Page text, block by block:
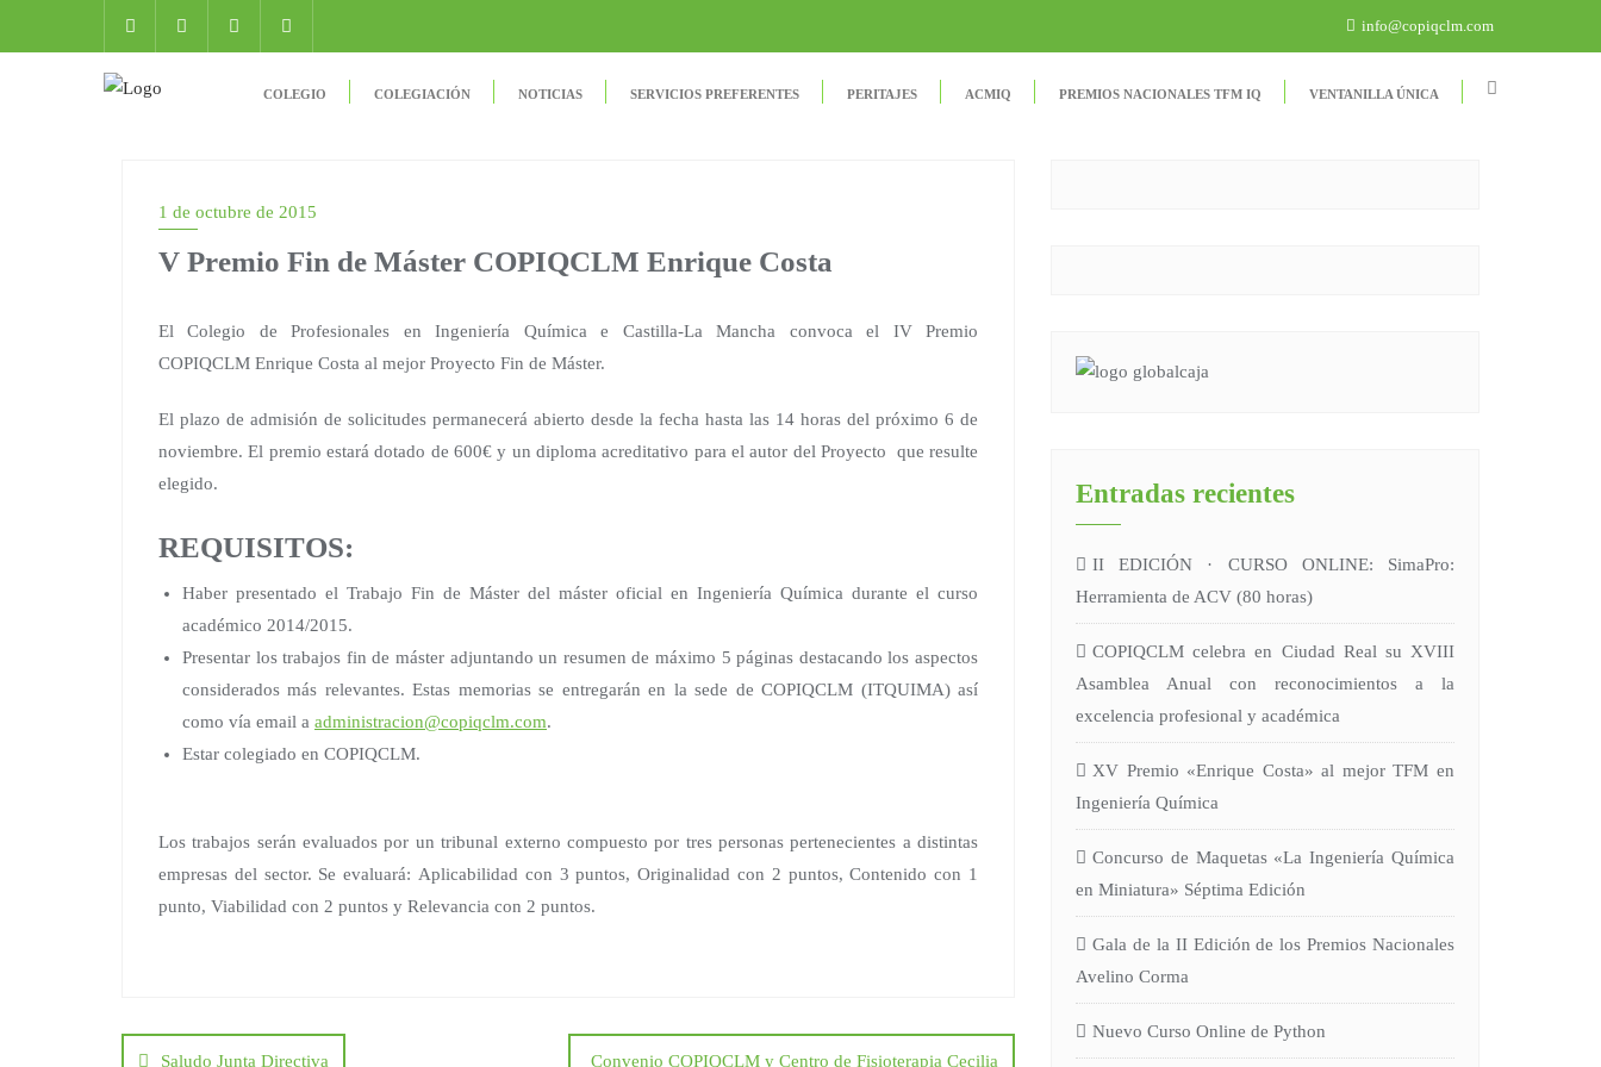
info@copiqclm.com
COLEGIO COLEGIACIÓN NOTICIAS SERVICIOS PREFERENTES PERITAJES ACMIQ PREMIOS NACIONALES TFM IQ VENTANILLA ÚNICA
1 de octubre de 2015
V Premio Fin de Máster COPIQCLM Enrique Costa
El Colegio de Profesionales en Ingeniería Química e Castilla-La Mancha convoca el IV Premio
COPIQCLM Enrique Costa al mejor Proyecto Fin de Máster.
El plazo de admisión de solicitudes permanecerá abierto desde la fecha hasta las 14 horas del próximo 6 de
noviembre. El premio estará dotado de 600€ y un diploma acreditativo para el autor del Proyecto que resulte
elegido.
REQUISITOS:
Haber presentado el Trabajo Fin de Máster del máster oficial en Ingeniería Química durante el curso
académico 2014/2015.
Presentar los trabajos fin de máster adjuntando un resumen de máximo 5 páginas destacando los aspectos
considerados más relevantes. Estas memorias se entregarán en la sede de COPIQCLM (ITQUIMA) así
como vía email a administracion@copiqclm.com.
Estar colegiado en COPIQCLM.
Los trabajos serán evaluados por un tribunal externo compuesto por tres personas pertenecientes a distintas
empresas del sector. Se evaluará: Aplicabilidad con 3 puntos, Originalidad con 2 puntos, Contenido con 1
punto, Viabilidad con 2 puntos y Relevancia con 2 puntos.
de
Saludo Junta Directiva
Convenio COPIQCLM y Centro de Fisioterapia Cecilia
Entradas recientes
II EDICIÓN · CURSO ONLINE: SimaPro:
Herramienta de ACV (80 horas)
COPIQCLM celebra en Ciudad Real su XVIII
Asamblea Anual con reconocimientos a la
excelencia profesional y académica
XV Premio «Enrique Costa» al mejor TFM en
Ingeniería Química
Concurso de Maquetas «La Ingeniería Química
en Miniatura» Séptima Edición
Gala de la II Edición de los Premios Nacionales
Avelino Corma
Nuevo Curso Online de Python